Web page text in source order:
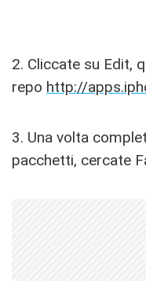
2. Cliccate su Edit,
repo http://
3. Una volta
pacchetti, cercate